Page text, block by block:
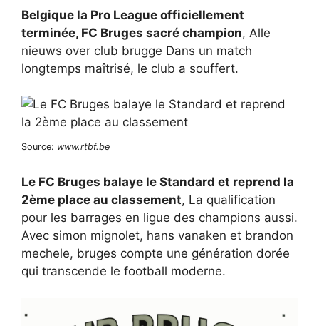
Belgique la Pro League officiellement
terminée, FC Bruges sacré champion, Alle
nieuws over club brugge Dans un match
longtemps maîtrisé, le club a souffert.
Source: www.rtbf.be
Le FC Bruges balaye le Standard et reprend la
2ème place au classement, La qualification
pour les barrages en ligue des champions aussi.
Avec simon mignolet, hans vanaken et brandon
mechele, bruges compte une génération dorée
qui transcende le football moderne.